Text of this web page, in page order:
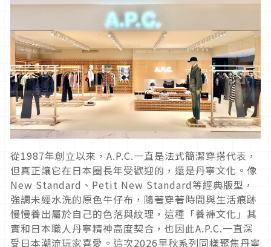
從1987年創立以來，A.P.C.一直是法式簡潔穿搭代表，
但真正讓它在日本圈長年受歡迎的，還是丹寧文化。像
New Standard、Petit New Standard等經典版型，
強調未經水洗的原色牛仔布，隨著穿著時間與生活痕跡
慢慢養出屬於自己的色落與紋理，這種「養褲文化」其
實和日本職人丹寧精神高度契合，也因此A.P.C.一直深
受日本潮流玩家喜愛。這次2026早秋系列同樣聚焦丹寧